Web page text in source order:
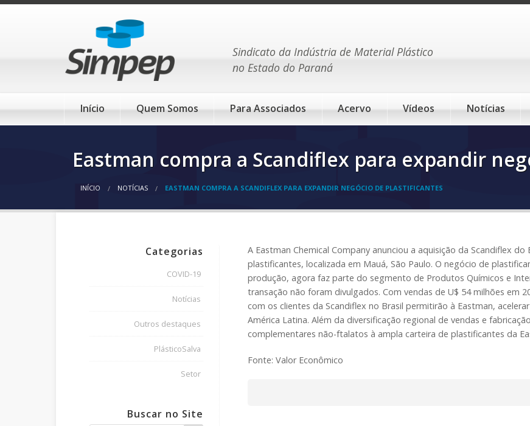
Sindicato da Indústria de Material Plástico
no Estado do Paraná
Início Quem Somos Para Associados Acervo Vídeos Notícias
Eastman compra a Scandiflex para expandir
INÍCIO NOTÍCIAS EASTMAN COMPRA A SCANDIFLEX PARA EXPANDIR NEGÓCIO DE PLASTIFICANTES
Categorias
COVID-19
Notícias
Outros destaques
PlásticoSalva
Setor
Buscar no Site
A Eastman Chemical Company anunciou a aquisição da Scandiflex
plastificantes, localizada em Mauá, São Paulo. O negócio de
produção, agora faz parte do segmento de Produtos Químicos e
transação não foram divulgados. Com vendas de U$ 54 milhões em
com os clientes da Scandiflex no Brasil permitirão à Eastman,
América Latina. Além da diversificação regional de vendas e
complementares não-ftalatos à ampla carteira de plastificantes da
Fonte: Valor Econômico